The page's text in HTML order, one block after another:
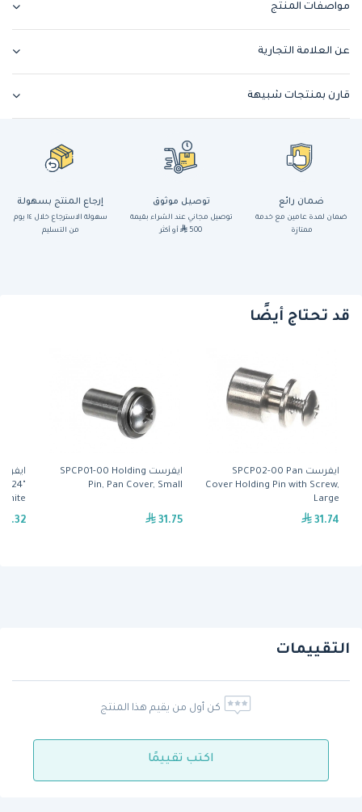
مواصفات المنتج
عن العلامة التجارية
قارن بمنتجات شبيهة
ضمان رائع
ضمان لمدة عامين مع خدمة
ممتازة
توصيل موثوق
توصيل مجاني عند الشراء بقيمة
500
أو أكثر
إرجاع المنتج بسهولة
سهولة الاسترجاع خلال ١٤ يوم
من التسليم
قد تحتاج أيضًا
ايفرست SPCP02-00 Pan
Cover Holding Pin with Screw,
Large
31.74
ايفرست SPCP01-00 Holding
Pin, Pan Cover, Small
31.75
x 24"
التقييمات
كن أول من يقيم هذا المنتج
اكتب تقييمًا